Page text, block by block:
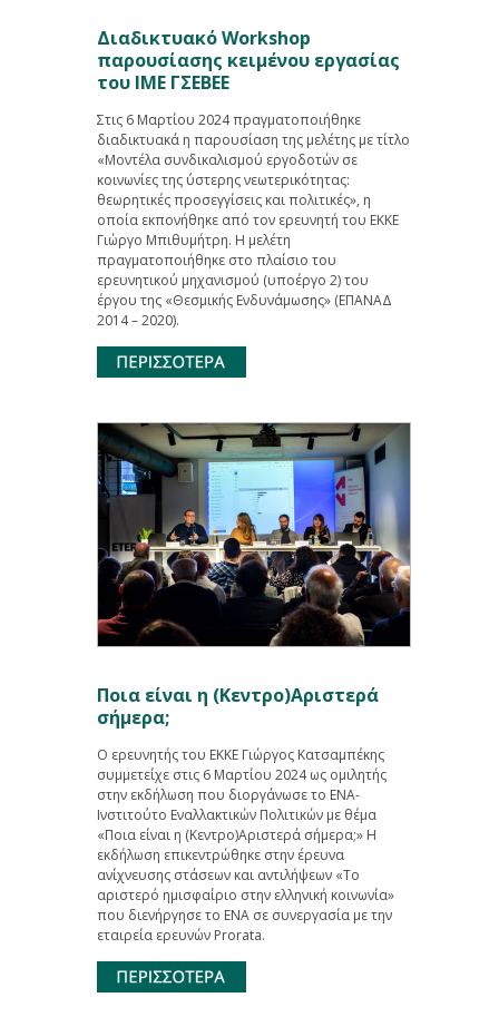
Διαδικτυακό Workshop
παρουσίασης κειμένου εργασίας
του ΙΜΕ ΓΣΕΒΕΕ
Στις 6 Μαρτίου 2024 πραγματοποιήθηκε
διαδικτυακά η παρουσίαση της μελέτης με τίτλο
«Μοντέλα συνδικαλισμού εργοδοτών σε
κοινωνίες της ύστερης νεωτερικότητας:
θεωρητικές προσεγγίσεις και πολιτικές», η
οποία εκπονήθηκε από τον ερευνητή του ΕΚΚΕ
Γιώργο Μπιθυμήτρη. Η μελέτη
πραγματοποιήθηκε στο πλαίσιο του
ερευνητικού μηχανισμού (υποέργο 2) του
έργου της «Θεσμικής Ενδυνάμωσης» (ΕΠΑΝΑΔ
2014 – 2020).
Ποια είναι η (Κεντρο)Αριστερά
σήμερα;
Ο ερευνητής του ΕΚΚΕ Γιώργος Κατσαμπέκης
συμμετείχε στις 6 Μαρτίου 2024 ως ομιλητής
στην εκδήλωση που διοργάνωσε το ΕΝΑ-
Ινστιτούτο Εναλλακτικών Πολιτικών με θέμα
«Ποια είναι η (Κεντρο)Αριστερά σήμερα;» Η
εκδήλωση επικεντρώθηκε στην έρευνα
ανίχνευσης στάσεων και αντιλήψεων «Το
αριστερό ημισφαίριο στην ελληνική κοινωνία»
που διενήργησε το ΕΝΑ σε συνεργασία με την
εταιρεία ερευνών Prorata.